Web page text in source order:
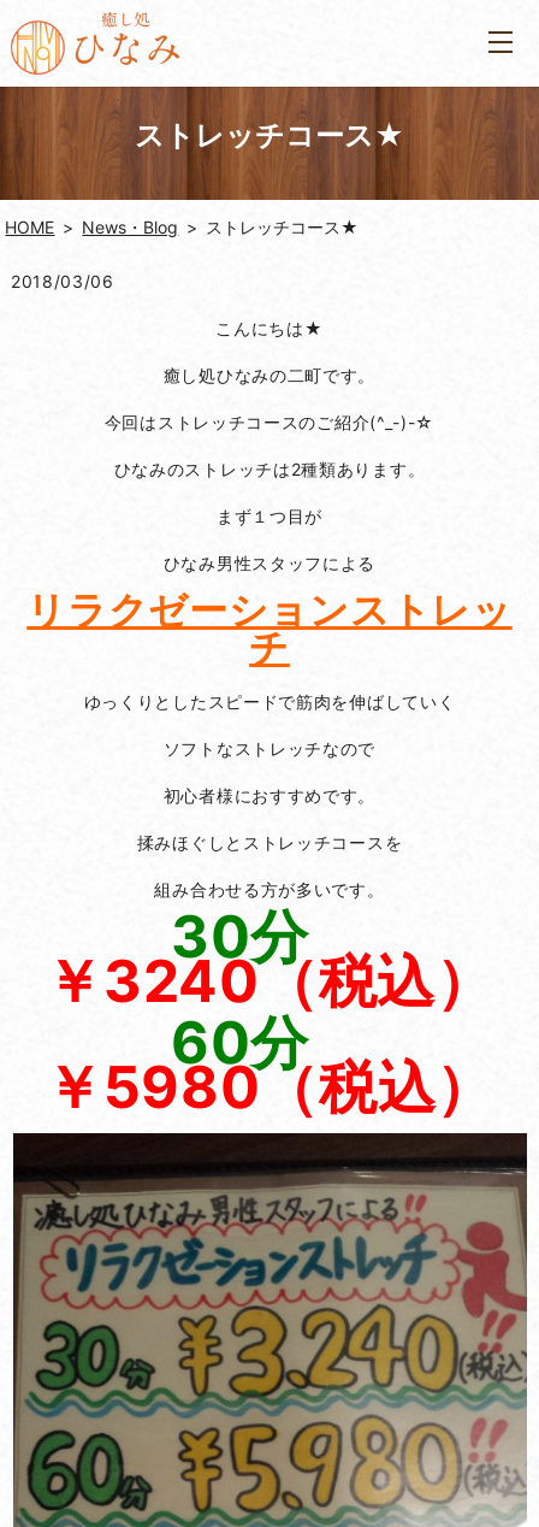
ストレッチコース★
HOME News・Blog ストレッチコース★
2018/03/06
こんにちは★
癒し処ひなみの二町です。
今回はストレッチコースのご紹介(^_-)-☆
ひなみのストレッチは2種類あります。
まず１つ目が
ひなみ男性スタッフによる
リラクゼーションストレッ
チ
ゆっくりとしたスピードで筋肉を伸ばしていく
ソフトなストレッチなので
初心者様におすすめです。
揉みほぐしとストレッチコースを
組み合わせる方が多いです。
30分
￥3240（税込）
60分
￥5980（税込）